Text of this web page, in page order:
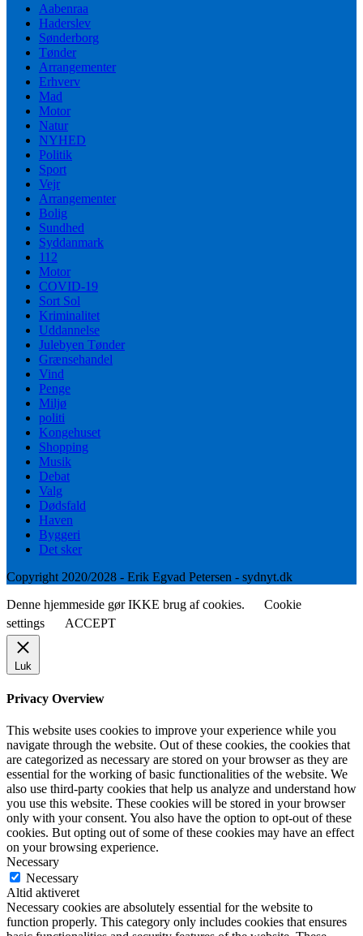
Aabenraa
Haderslev
Sønderborg
Tønder
Arrangementer
Erhverv
Mad
Motor
Natur
NYHED
Politik
Sport
Vejr
Arrangementer
Bolig
Sundhed
Syddanmark
112
Motor
COVID-19
Sort Sol
Kriminalitet
Uddannelse
Julebyen Tønder
Grænsehandel
Vind
Penge
Miljø
politi
Kongehuset
Shopping
Musik
Debat
Valg
Dødsfald
Haven
Byggeri
Det sker
Copyright 2020/2028 - Erik Egvad Petersen - sydnyt.dk
Denne hjemmeside gør IKKE brug af cookies.
Cookie
settings
ACCEPT
Luk
Privacy Overview
This website uses cookies to improve your experience while you
navigate through the website. Out of these cookies, the cookies that
are categorized as necessary are stored on your browser as they are
essential for the working of basic functionalities of the website. We
also use third-party cookies that help us analyze and understand how
you use this website. These cookies will be stored in your browser
only with your consent. You also have the option to opt-out of these
cookies. But opting out of some of these cookies may have an effect
on your browsing experience.
Necessary
Necessary
Altid aktiveret
Necessary cookies are absolutely essential for the website to
function properly. This category only includes cookies that ensures